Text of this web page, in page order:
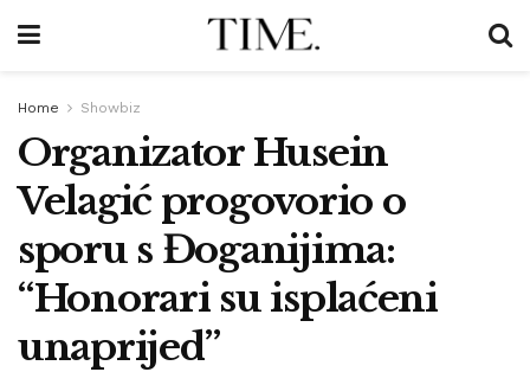
Home Showbiz
Organizator Husein
Velagić progovorio o
sporu s Đoganijima:
“Honorari su isplaćeni
unaprijed”